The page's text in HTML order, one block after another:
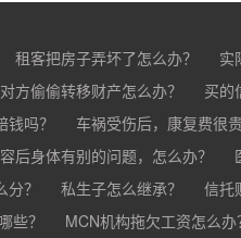
租客把房子弄坏了怎么办？ 实
买房的定金能退吗？ 买的房子
对方偷偷转移财产怎么办？ 买的
？
离婚后财产怎么分？
吗？ 车祸受伤后，康复费很
赔偿能同时拿吗？
车祸导致人
后身体有别的问题，怎么办？
果不符怎么办？
医疗事故怎么
？
？ 私生子怎么继承？ 信托
么继承？
些？ MCN机构拖欠工资怎么办